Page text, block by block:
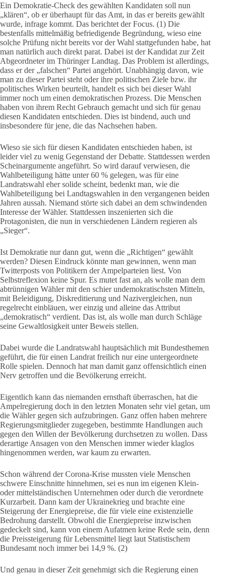
Ein Demokratie-Check des gewählten Kandidaten soll nun
„klären“, ob er überhaupt für das Amt, in das er bereits gewählt
wurde, infrage kommt. Das berichtet der Focus. (1) Die
bestenfalls mittelmäßig befriedigende Begründung, wieso eine
solche Prüfung nicht bereits vor der Wahl stattgefunden habe, hat
man natürlich auch direkt parat. Dabei ist der Kandidat zur Zeit
Abgeordneter im Thüringer Landtag. Das Problem ist allerdings,
dass er der „falschen“ Partei angehört. Unabhängig davon, wie
man zu dieser Partei steht oder ihre politischen Ziele bzw. ihr
politisches Wirken beurteilt, handelt es sich bei dieser Wahl
immer noch um einen demokratischen Prozess. Die Menschen
haben von ihrem Recht Gebrauch gemacht und sich für genau
diesen Kandidaten entschieden. Dies ist bindend, auch und
insbesondere für jene, die das Nachsehen haben.
Wieso sie sich für diesen Kandidaten entschieden haben, ist
leider viel zu wenig Gegenstand der Debatte. Stattdessen werden
Scheinargumente angeführt. So wird darauf verwiesen, die
Wahlbeteiligung hätte unter 60 % gelegen, was für eine
Landratswahl eher solide scheint, bedenkt man, wie die
Wahlbeteiligung bei Landtagswahlen in den vergangenen beiden
Jahren aussah. Niemand störte sich dabei an dem schwindenden
Interesse der Wähler. Stattdessen inszenierten sich die
Protagonisten, die nun in verschiedenen Ländern regieren als
„Sieger“.
Ist Demokratie nur dann gut, wenn die „Richtigen“ gewählt
werden? Diesen Eindruck könnte man gewinnen, wenn man
Twitterposts von Politikern der Ampelparteien liest. Von
Selbstreflexion keine Spur. Es mutet fast an, als wolle man dem
abtrünnigen Wähler mit den schier undemokratischsten Mitteln,
mit Beleidigung, Diskreditierung und Nazivergleichen, nun
regelrecht einbläuen, wer einzig und alleine das Attribut
„demokratisch“ verdient. Das ist, als wolle man durch Schläge
seine Gewaltlosigkeit unter Beweis stellen.
Dabei wurde die Landratswahl hauptsächlich mit Bundesthemen
geführt, die für einen Landrat freilich nur eine untergeordnete
Rolle spielen. Dennoch hat man damit ganz offensichtlich einen
Nerv getroffen und die Bevölkerung erreicht.
Eigentlich kann das niemanden ernsthaft überraschen, hat die
Ampelregierung doch in den letzten Monaten sehr viel getan, um
die Wähler gegen sich aufzubringen. Ganz offen haben mehrere
Regierungsmitglieder zugegeben, bestimmte Handlungen auch
gegen den Willen der Bevölkerung durchsetzen zu wollen. Dass
derartige Ansagen von den Menschen immer wieder klaglos
hingenommen werden, war kaum zu erwarten.
Schon während der Corona-Krise mussten viele Menschen
schwere Einschnitte hinnehmen, sei es nun im eigenen Klein-
oder mittelständischen Unternehmen oder durch die verordnete
Kurzarbeit. Dann kam der Ukrainekrieg und brachte eine
Steigerung der Energiepreise, die für viele eine existenzielle
Bedrohung darstellt. Obwohl die Energiepreise inzwischen
gedeckelt sind, kann von einem Aufatmen keine Rede sein, denn
die Preissteigerung für Lebensmittel liegt laut Statistischem
Bundesamt noch immer bei 14,9 %. (2)
Und genau in dieser Zeit genehmigt sich die Regierung einen